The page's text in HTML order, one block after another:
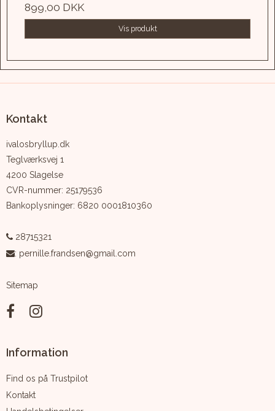
899,00 DKK
Vis produkt
Kontakt
ivalosbryllup.dk
Teglværksvej 1
4200 Slagelse
CVR-nummer: 25179536
Bankoplysninger: 6820 0001810360
28715321
: pernille.frandsen@gmail.com
Sitemap
Information
Find os på Trustpilot
Kontakt